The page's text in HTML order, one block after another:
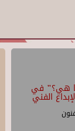
ما هي؟" في
الفني